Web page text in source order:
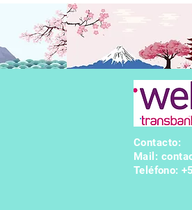
Contacto:
Mail:
Teléfono: